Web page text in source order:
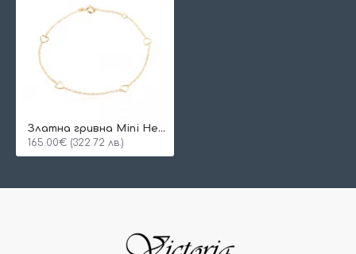
Златна гривна Mini Heart
165.00€ (322.72 лв.)